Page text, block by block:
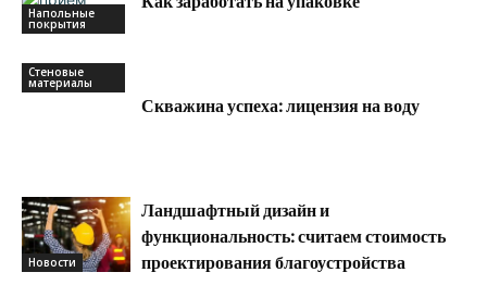
Напольные
покрытия
Стеновые
материалы
Скважина успеха: лицензия на воду
Новости
Ландшафтный дизайн и
функциональность: считаем стоимость
проектирования благоустройства